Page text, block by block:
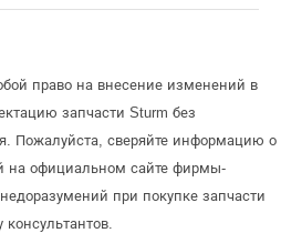
право на внесение изменений в
запчасти Sturm без
Пожалуйста, сверяйте информацию о
на официальном сайте фирмы-
при покупке запчасти